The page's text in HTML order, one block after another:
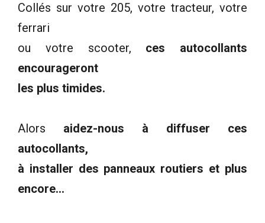
Collés sur votre 205, votre tracteur, votre
ferrari
ou votre scooter, ces autocollants
encourageront
les plus timides.
Alors aidez-nous à diffuser ces
autocollants,
à installer des panneaux routiers et plus
encore…